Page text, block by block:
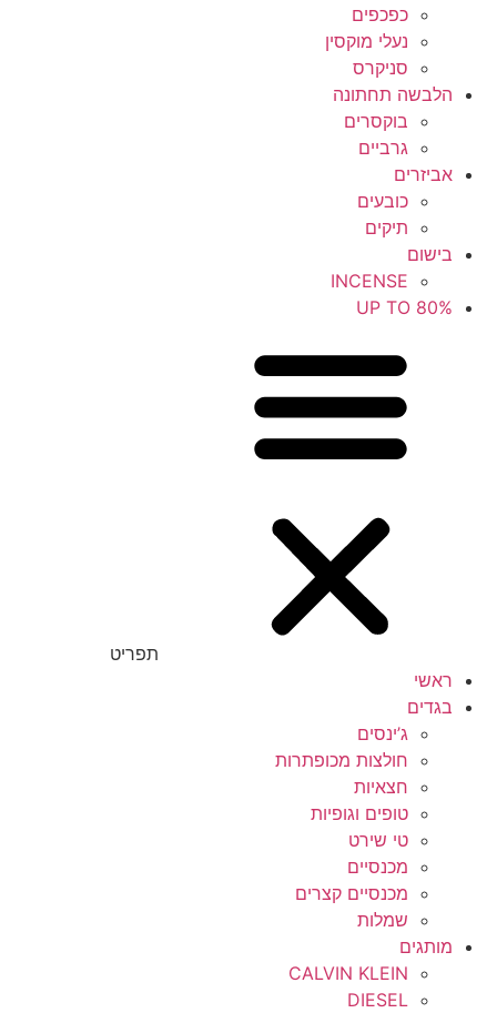
כפכפים
נעלי מוקסין
סניקרס
הלבשה תחתונה
בוקסרים
גרביים
אביזרים
כובעים
תיקים
בישום
INCENSE
UP TO 80%
תפריט
ראשי
בגדים
ג’ינסים
חולצות מכופתרות
חצאיות
טופים וגופיות
טי שירט
מכנסיים
מכנסיים קצרים
שמלות
מותגים
CALVIN KLEIN
DIESEL